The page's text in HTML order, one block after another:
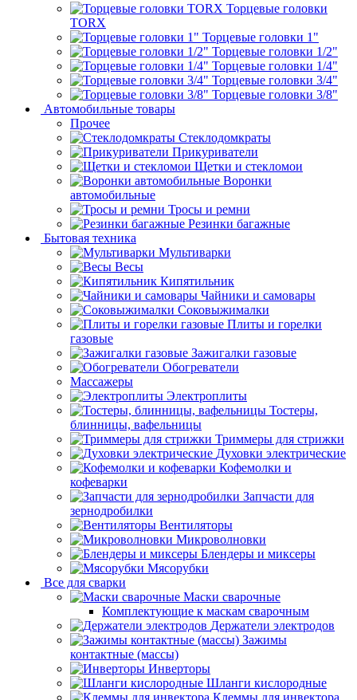
Торцевые головки
TORX
Торцевые головки 1"
Торцевые головки 1/2"
Торцевые головки 1/4"
Торцевые головки 3/4"
Торцевые головки 3/8"
Автомобильные товары
Прочее
Стеклодомкраты
Прикуриватели
Щетки и стекломои
Воронки
автомобильные
Тросы и ремни
Резинки багажные
Бытовая техника
Мультиварки
Весы
Кипятильник
Чайники и самовары
Соковыжималки
Плиты и горелки
газовые
Зажигалки газовые
Обогреватели
Массажеры
Электроплиты
Тостеры,
блинницы, вафельницы
Триммеры для стрижки
Духовки электрические
Кофемолки и
кофеварки
Запчасти для
зернодробилки
Вентиляторы
Микроволновки
Блендеры и миксеры
Мясорубки
Все для сварки
Маски сварочные
Комплектующие к маскам сварочным
Держатели электродов
Зажимы
контактные (массы)
Инверторы
Шланги кислородные
Клеммы для инвектора